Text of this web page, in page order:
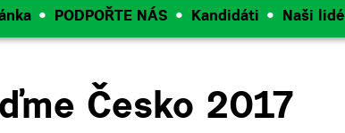
PODPOŘTE NÁS Kandidáti Naši lidé
Česko 2017